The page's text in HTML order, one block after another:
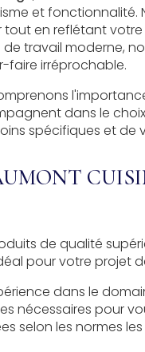
et fonctionnalité.
en reflétant
travail moderne,
faire irréprochable.
dans le
spécifiques et de
de qualité
pour votre projet
dans le
nécessaires pour
selon les normes